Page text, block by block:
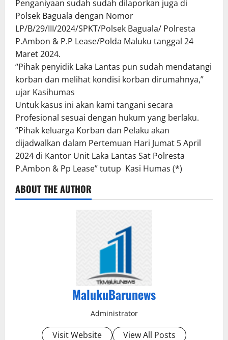
Penganiyaan sudah sudah dilaporkan juga di
Polsek Baguala dengan Nomor
LP/B/29/III/2024/SPKT/Polsek Baguala/ Polresta
P.Ambon & P.P Lease/Polda Maluku tanggal 24
Maret 2024.
“Pihak penyidik Laka Lantas pun sudah mendatangi
korban dan melihat kondisi korban dirumahnya,”
ujar Kasihumas
Untuk kasus ini akan kami tangani secara
Profesional sesuai dengan hukum yang berlaku.
“Pihak keluarga Korban dan Pelaku akan
dijadwalkan dalam Pertemuan Hari Jumat 5 April
2024 di Kantor Unit Laka Lantas Sat Polresta
P.Ambon & Pp Lease” tutup Kasi Humas (*)
ABOUT THE AUTHOR
MalukuBarunews
Administrator
Visit Website View All Posts